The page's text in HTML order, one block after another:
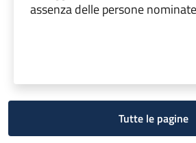
assenza delle persone nominate
Tutte le pagine